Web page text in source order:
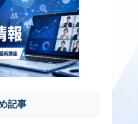
記事